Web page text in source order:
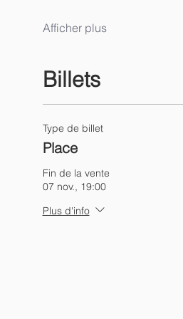
Afficher plus
Billets
Type de billet
Place
Fin de la vente
07 nov., 19:00
Plus d'info